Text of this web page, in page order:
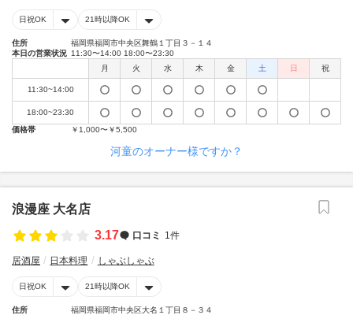
日祝OK 21時以降OK
住所
福岡県福岡市中央区舞鶴１丁目３－１４
本日の営業状況 11:30〜14:00 18:00〜23:30
月
火 水 木 金 土 日 祝
11:30~14:00
18:00~23:30
価格帯
￥1,000〜￥5,500
河童のオーナー様ですか？
浪漫座 大名店
3.17
口コミ 1件
居酒屋 日本料理 しゃぶしゃぶ
日祝OK 21時以降OK
住所
福岡県福岡市中央区大名１丁目８－３４